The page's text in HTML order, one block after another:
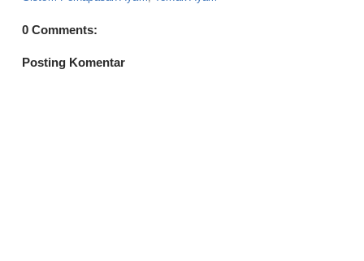
0 Comments:
Posting Komentar